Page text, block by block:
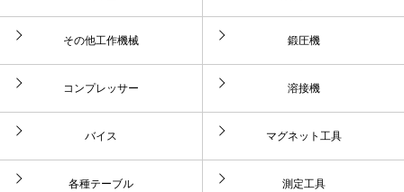
その他工作機械 鍛圧機
コンプレッサー 溶接機
バイス マグネット工具
各種テーブル 測定工具